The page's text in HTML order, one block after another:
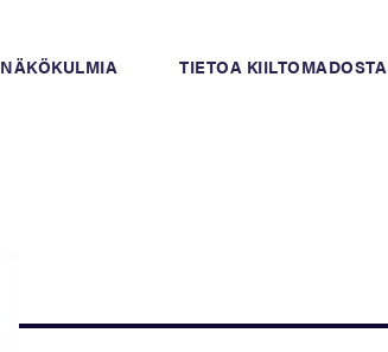
NÄKÖKULMIA TIETOA KIILTOMADOSTA